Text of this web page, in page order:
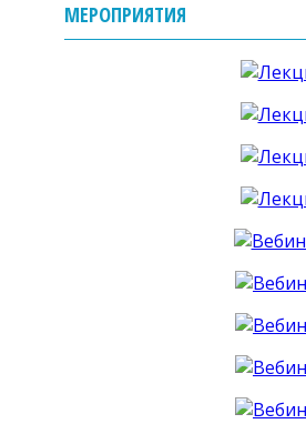
МЕРОПРИЯТИЯ